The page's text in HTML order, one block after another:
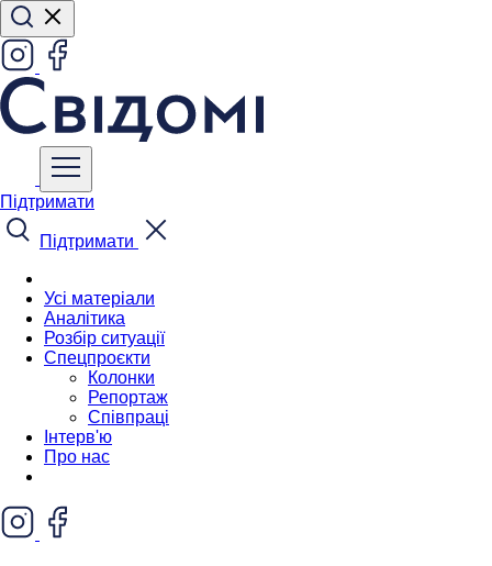
Підтримати
Підтримати
Усі матеріали
Аналітика
Розбір ситуації
Спецпроєкти
Колонки
Репортаж
Співпраці
Інтерв'ю
Про нас